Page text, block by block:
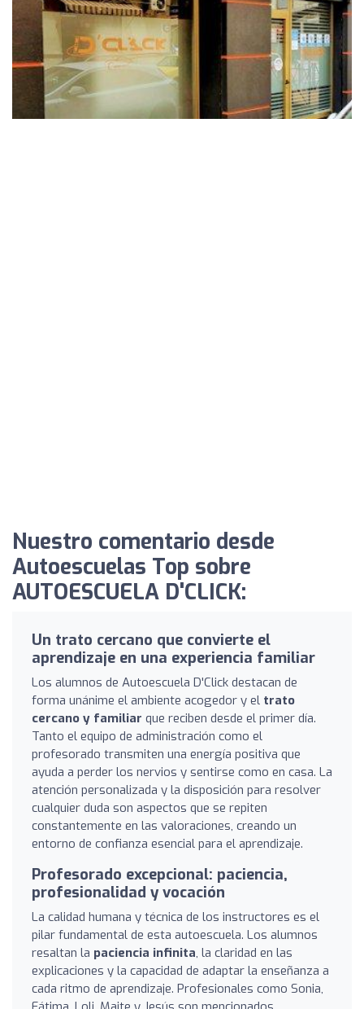
Nuestro comentario desde
Autoescuelas Top sobre
AUTOESCUELA D'CLICK:
Un trato cercano que convierte el
aprendizaje en una experiencia familiar
Los alumnos de Autoescuela D'Click destacan de
forma unánime el ambiente acogedor y el trato
cercano y familiar que reciben desde el primer día.
Tanto el equipo de administración como el
profesorado transmiten una energía positiva que
ayuda a perder los nervios y sentirse como en casa. La
atención personalizada y la disposición para resolver
cualquier duda son aspectos que se repiten
constantemente en las valoraciones, creando un
entorno de confianza esencial para el aprendizaje.
Profesorado excepcional: paciencia,
profesionalidad y vocación
La calidad humana y técnica de los instructores es el
pilar fundamental de esta autoescuela. Los alumnos
resaltan la paciencia infinita, la claridad en las
explicaciones y la capacidad de adaptar la enseñanza a
cada ritmo de aprendizaje. Profesionales como Sonia,